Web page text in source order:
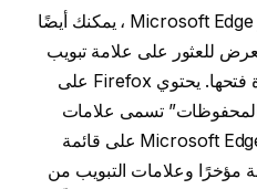
بالنسبة إلى كل من Firefox و Microsoft Edge ، يمكنك أيضًا
للعثور على علامة تبويب
أغلقتها عن طريق الخطأ وإعادة فتحها. يحتوي Firefox على
تسمى علامات
التبويب المغلقة حديثًا. يحتوي Microsoft Edge على قائمة
مؤخرًا وعلامات التبويب من